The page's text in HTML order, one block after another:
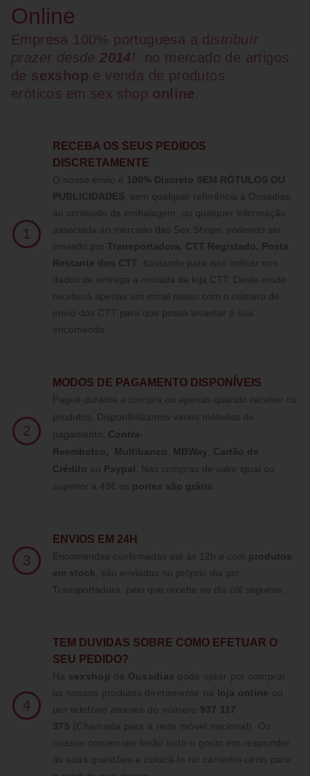
Online
Empresa 100% portuguesa a d istribuír
prazer desde2014!
no mercado de artigos
de sexshop e venda de produtos
eróticos em sex shop online.
1
RECEBA OS SEUS PEDIDOS
DISCRETAMENTE
O nosso envio é 100% Discreto SEM RÓTULOS OU
PUBLICIDADES , sem qualquer referência à Ousadias,
ao conteúdo da embalagem, ou qualquer informação
associada ao mercado das Sex Shops, podendo ser
enviado por Transportadora, CTT Registado, Posta
Restante dos CTT , bastando para isso indicar nos
dados de entrega a morada da loja CTT, Deste modo
receberá apenas um email nosso com o número de
envio dos CTT para que possa levantar a sua
encomenda.
2
MODOS DE PAGAMENTO DISPONÍVEIS
Pague durante a compra ou apenas quando receber os
produtos. Disponibilizamos varios métodos de
pagamento; Contra-
Reembolso, Multibanco MBWay
Cartão de
Crédito ou Paypal
Nas compras de valor igual ou
superior a 49€ os portes são grátis
3
ENVIOS EM 24H
Encomendas confirmadas até às 12h e com produtos
em stock , são enviadas no próprio dia por
Transportadora, pelo que recebe no dia útil seguinte.
4
TE M DUVIDAS SOBRE COMO EFETUAR O
SEU PEDIDO?
Na sexshop da Ousadias pode optar por comprar
os nossos produtos diretamente na loja online ou
por telefone através do número 937 117
375 (Chamada para a rede móvel nacional)
. Os
nossos comerciais terão todo o gosto em responder
ás suas questões e colocá-lo no caminho certo para